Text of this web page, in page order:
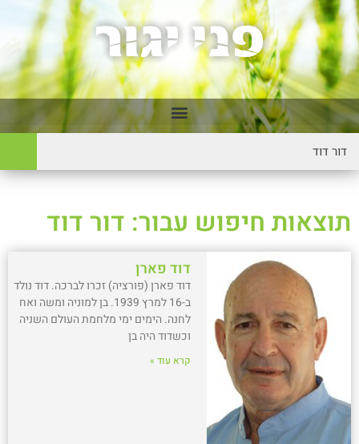
תוצאות חיפוש עבור: דור דוד
דוד פארן
דוד פארן (פורציה) זכרו לברכה. דוד נולד
ב-16 למרץ 1939. בן למוניה ומשה ואח
לחנה. הימים ימי מלחמת העולם השניה
וכשדוד היה בן
קרא עוד »